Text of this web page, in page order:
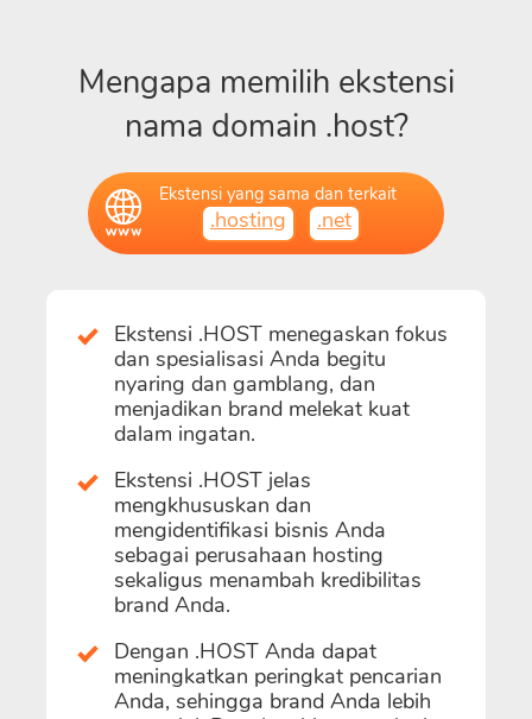
Mengapa memilih ekstensi
nama domain .host?
Ekstensi yang sama dan terkait
.hosting .net
Ekstensi .HOST menegaskan fokus
dan spesialisasi Anda begitu
nyaring dan gamblang, dan
menjadikan brand melekat kuat
dalam ingatan.
Ekstensi .HOST jelas
mengkhususkan dan
mengidentifikasi bisnis Anda
sebagai perusahaan hosting
sekaligus menambah kredibilitas
brand Anda.
Dengan .HOST Anda dapat
meningkatkan peringkat pencarian
Anda, sehingga brand Anda lebih